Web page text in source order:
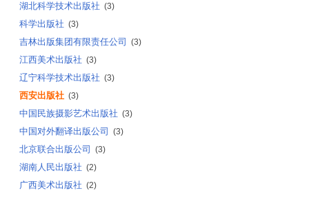
湖北科学技术出版社 (3)
科学出版社 (3)
吉林出版集团有限责任公司 (3)
江西美术出版社 (3)
辽宁科学技术出版社 (3)
西安出版社 (3)
中国民族摄影艺术出版社 (3)
中国对外翻译出版公司 (3)
北京联合出版公司 (3)
湖南人民出版社 (2)
广西美术出版社 (2)